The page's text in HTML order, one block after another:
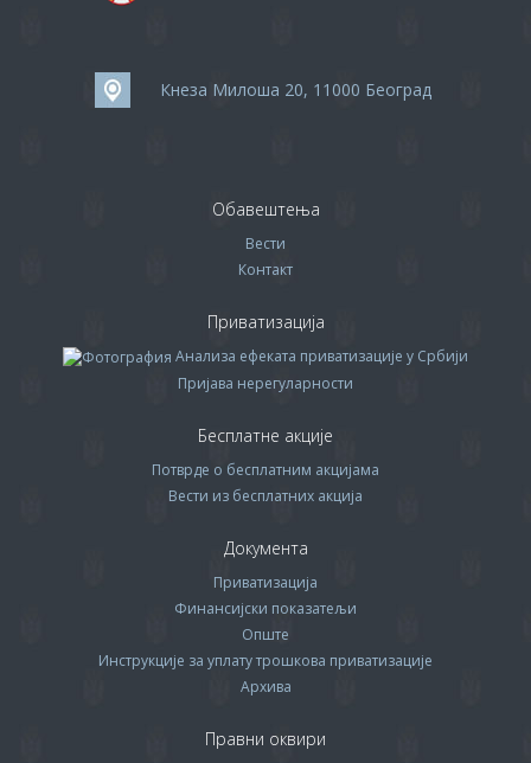
Кнеза Милоша 20, 11000 Београд
Обавештења
Вести
Контакт
Приватизација
Анализа ефеката приватизације у Србији
Пријава нерегуларности
Бесплатне акције
Потврде о бесплатним акцијама
Вести из бесплатних акција
Документа
Приватизација
Финансијски показатељи
Опште
Инструкције за уплату трошкова приватизације
Архива
Правни оквири